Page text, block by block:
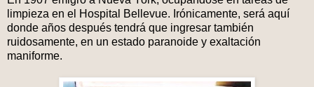
limpieza en el Hospital Bellevue. Irónicamente, será aquí
donde años después tendrá que ingresar también
ruidosamente, en un estado paranoide y exaltación
maniforme.